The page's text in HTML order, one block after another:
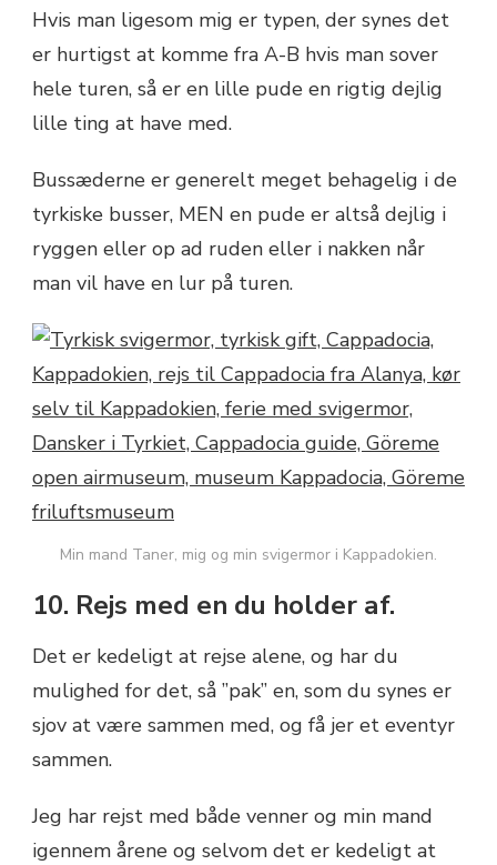
Hvis man ligesom mig er typen, der synes det
er hurtigst at komme fra A-B hvis man sover
hele turen, så er en lille pude en rigtig dejlig
lille ting at have med.
Bussæderne er generelt meget behagelig i de
tyrkiske busser, MEN en pude er altså dejlig i
ryggen eller op ad ruden eller i nakken når
man vil have en lur på turen.
Min mand Taner, mig og min svigermor i Kappadokien.
10. Rejs med en du holder af.
Det er kedeligt at rejse alene, og har du
mulighed for det, så ”pak” en, som du synes er
sjov at være sammen med, og få jer et eventyr
sammen.
Jeg har rejst med både venner og min mand
igennem årene og selvom det er kedeligt at